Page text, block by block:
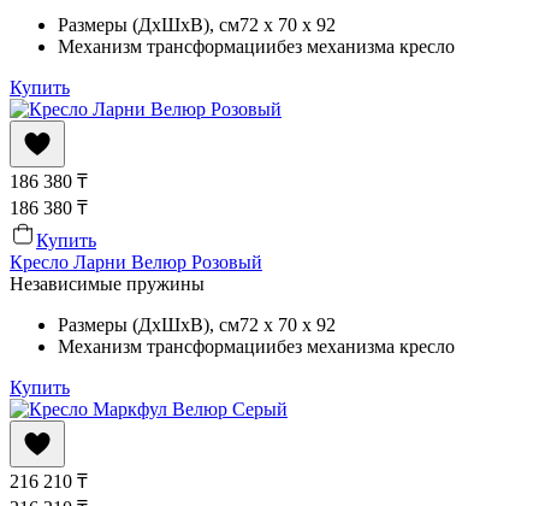
Размеры (ДхШхВ), см72 x 70 x 92
Механизм трансформациибез механизма кресло
Купить
186 380 ₸
186 380 ₸
Купить
Кресло Ларни Велюр Розовый
Независимые пружины
Размеры (ДхШхВ), см72 x 70 x 92
Механизм трансформациибез механизма кресло
Купить
216 210 ₸